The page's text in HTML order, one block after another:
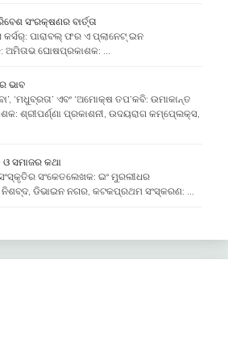
ସଂରକ୍ଷଣର ବାର୍ତ୍ତା
ପାରାବଲ୍ ଫର ଏ ପ୍ଲାନେଟ୍ ଇନ
ଅମିତାଭ ଘୋଷପ୍ରକାଶକ: …
ଭାବ
‘ମଧୁବ୍ରତା’ ଏବଂ ‘ଅମୋକ୍ଷ ତପ’କବି: ଉମାକାନ୍ତ
ଶ୍ରୀପର୍ଣ୍ଣା ପ୍ରକାଶନୀ, ଉଦୟରାଗ କମ୍ପେ୍ଲକ୍ସ,
ଓ ସମାଜର କଥା
ସଂକେତଲେଖକ: ଇଂ ମୁରଲୀଧର
ନିଶବ୍ଦ, ଡିଭାଇନ ନଗର, କଟକପ୍ରଥମ ସଂସ୍କରଣ: …